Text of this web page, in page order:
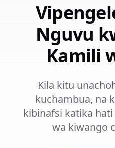
Nguvu
Kamili
Kila kitu
kuchambua, na
kibinafsi katika
wa kiwango